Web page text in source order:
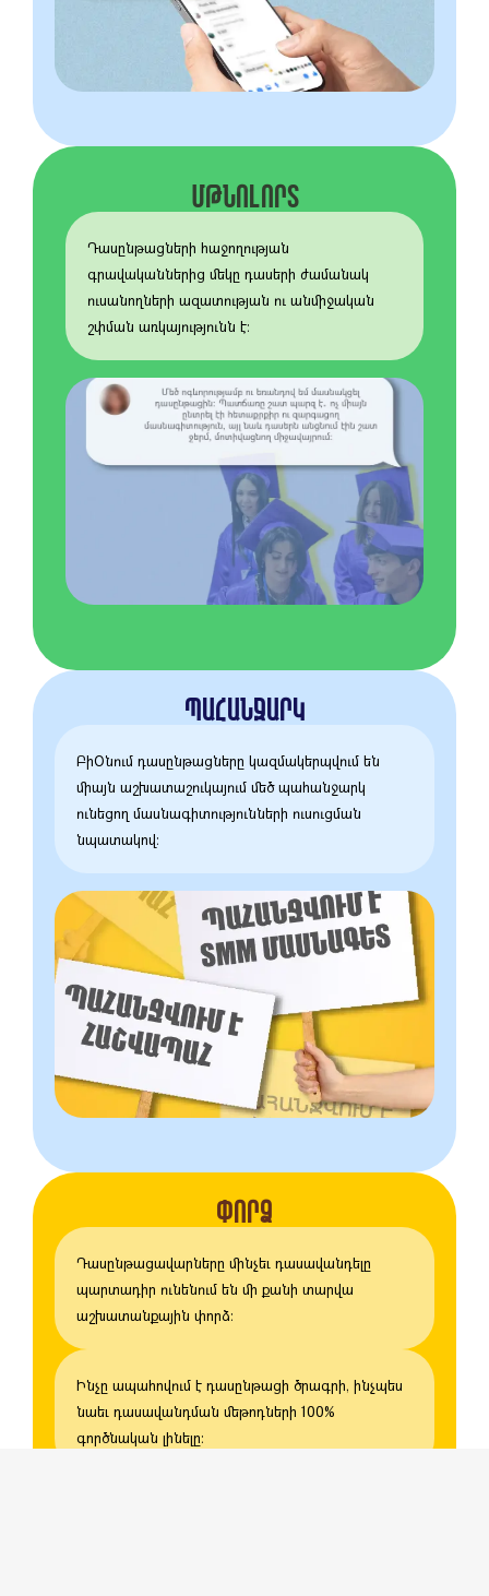
ՄԹՆՈԼՈՐՏ
Դասընթացների հաջողության
գրավականներից մեկը դասերի ժամանակ
ուսանողների ազատության ու անմիջական
շփման առկայությունն է։
ՊԱՀԱՆՋԱՐԿ
ԲիՕնում դասընթացները կազմակերպվում են
միայն աշխատաշուկայում մեծ պահանջարկ
ունեցող մասնագիտությունների ուսուցման
նպատակով։
ՓՈՐՁ
Դասընթացավարները մինչեւ դասավանդելը
պարտադիր ունենում են մի քանի տարվա
աշխատանքային փորձ։
Ինչը ապահովում է դասընթացի ծրագրի, ինչպես
նաեւ դասավանդման մեթոդների 100%
գործնական լինելը։